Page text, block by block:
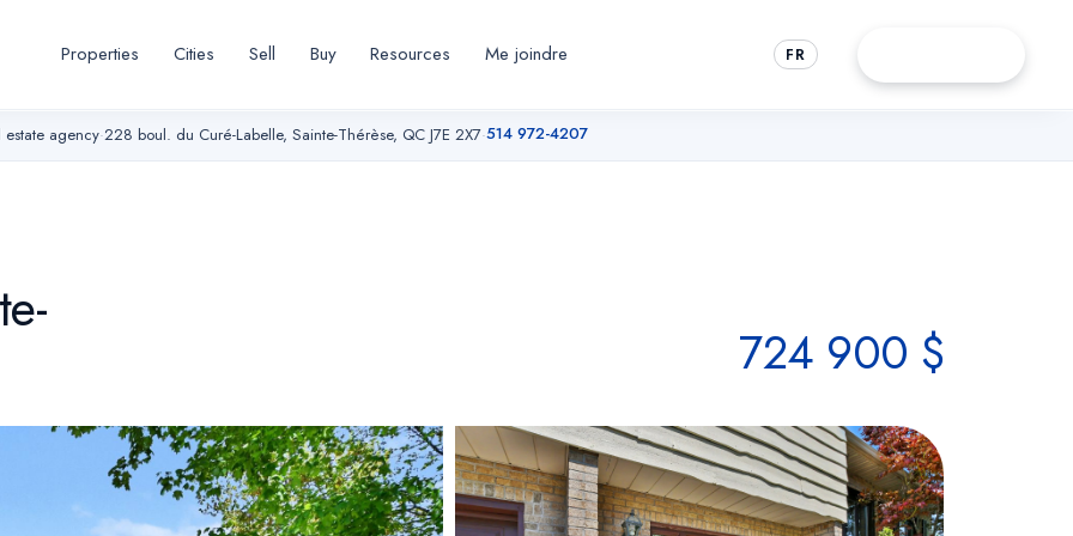
Properties Cities Sell Buy Resources Me joindre FR
estate agency·228 boul. du Curé-Labelle, Sainte-Thérèse, QC J7E 2X7·514 972-4207
724 900 $